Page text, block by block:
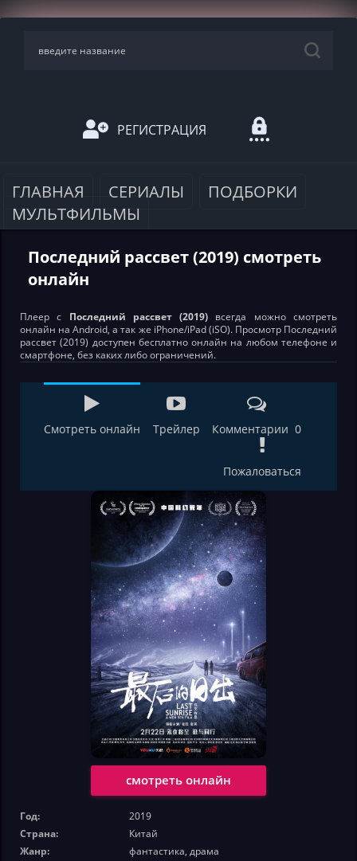
РЕГИСТРАЦИЯ
ГЛАВНАЯ СЕРИАЛЫ
ПОДБОРКИ
МУЛЬТФИЛЬМЫ
Последний рассвет (2019) смотреть
онлайн
Плеер с Последний рассвет (2019) всегда можно смотреть
онлайн на Android, а так же iPhone/iPad (iSO). Просмотр Последний
рассвет (2019) доступен бесплатно онлайн на любом телефоне и
смартфоне, без каких либо ограничений.
Смотреть онлайн Трейлер Комментарии 0
Пожаловаться
смотреть онлайн
Год:
2019
Страна:
Китай
Жанр:
фантастика, драма